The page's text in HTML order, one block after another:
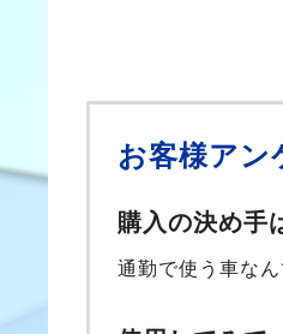
お客様アン
購入の決め手
通勤で使う車な